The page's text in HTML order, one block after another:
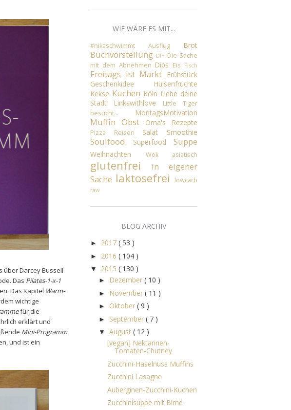
Darcey Bussell
Das Pilates-1-x-1
Das Kapitel Warm-
wichtige
für die
erklärt und
Mini-Programm
und ist ein
WIE WÄRE ES MIT...
#nikaschwimmt Ausflug Brot
Buchvorstellung DIY Die Sache
mit dem Abnehmen Dips Eis Fisch
Freitags ist Markt
Frühstück
Geschenkidee
Hülsenfrüchte
Kekse Kuchen Köln Liebe deine
Stadt
Linkswithlove
Little Tiger
besucht...
MontagsMotivation
Muffin Obst Oma's Rezepte
Pizza Reisen Salat Smoothie
Soulfood Superfood Suppe
Weihnachten Wok asiatisch
glutenfrei
in eigener
Sache laktosefrei lowcarb
raw
BLOG ARCHIV
► 2017 ( 53 )
► 2016 ( 104 )
▼ 2015 ( 130 )
► Dezember ( 10 )
► November ( 11 )
► Oktober ( 9 )
► September ( 7 )
▼ August ( 12 )
[vegan] Nektarinen-
Tomaten-Chutney
Zucchini-Haselnuss Muffins
Zucchini Lasagne
Auberginen-Zucchini-Kuchen
Zucchinisuppe mit Birne